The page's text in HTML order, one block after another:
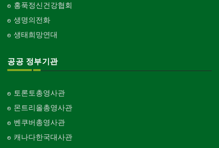
홍푹정신건강협회
생명의전화
생태희망연대
공공 정부기관
토론토총영사관
몬트리올총영사관
벤쿠버총영사관
캐나다한국대사관